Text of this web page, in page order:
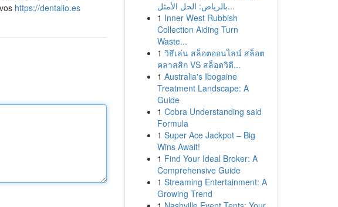
https://dentalio.es
بالرياض: الحل الأمثل...
1 Inner West Rubbish
Collection Aiding Turn
Waste...
1 วิธีเล่น สล็อตออนไลน์ สล็อต
คลาสสิก VS สล็อตวิดี...
1 Australia's Ibogaine
Treatment Landscape: A
Guide
1 Cobra Understanding said
Formula
1 Super Ace Jackpot – Big
Wins Await!
1 Find Your Ideal Broker: A
Comprehensive Guide
1 Streaming Entertainment: A
Growing Trend